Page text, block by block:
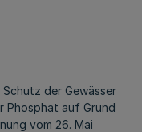
der Gewässer
Phosphat auf Grund
vom 26. Mai